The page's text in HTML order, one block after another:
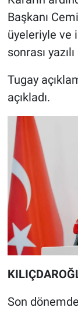
Başkanı
üyeleriyle ve
sonrası
Tugay
açıkladı.
Son